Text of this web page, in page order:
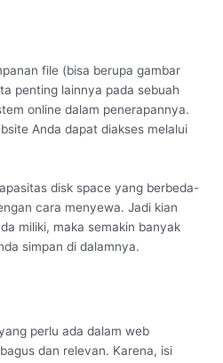
file (bisa berupa gambar
penting lainnya pada sebuah
online dalam penerapannya.
Anda dapat diakses melalui
disk space yang berbeda-
cara menyewa. Jadi kian
miliki, maka semakin banyak
simpan di dalamnya.
perlu ada dalam web
dan relevan. Karena, isi